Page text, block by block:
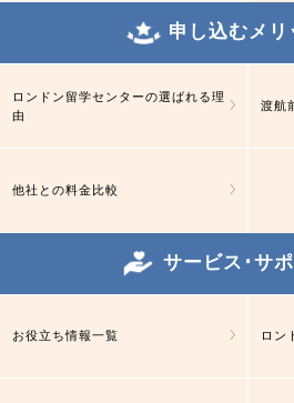
申し込むメリ
ロンドン留学センターの選ばれる理
由
渡航
他社との料金比較
サービス･サ
お役立ち情報一覧 ロン